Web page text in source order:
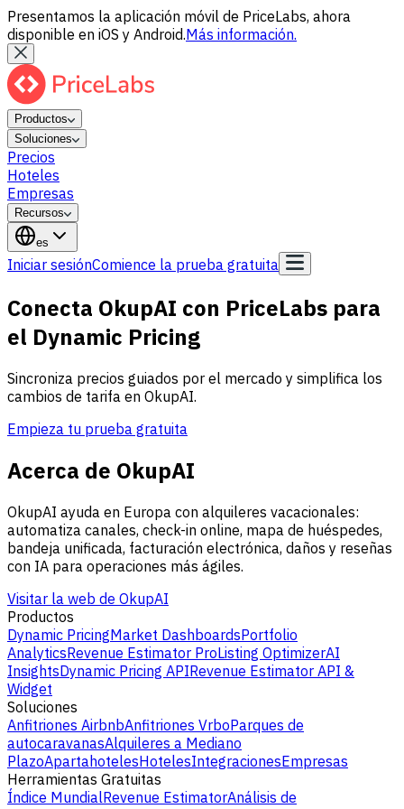
Presentamos la aplicación móvil de PriceLabs, ahora
disponible en iOS y Android.Más información.
Productos
Soluciones
Precios
Hoteles
Empresas
Recursos
es
Iniciar sesiónComience la prueba gratuita
Conecta OkupAI con PriceLabs para
el Dynamic Pricing
Sincroniza precios guiados por el mercado y simplifica los
cambios de tarifa en OkupAI.
Empieza tu prueba gratuita
Acerca de OkupAI
OkupAI ayuda en Europa con alquileres vacacionales:
automatiza canales, check-in online, mapa de huéspedes,
bandeja unificada, facturación electrónica, daños y reseñas
con IA para operaciones más ágiles.
Visitar la web de OkupAI
Productos
Dynamic PricingMarket DashboardsPortfolio
AnalyticsRevenue Estimator ProListing OptimizerAI
InsightsDynamic Pricing APIRevenue Estimator API &
Widget
Soluciones
Anfitriones AirbnbAnfitriones VrboParques de
autocaravanasAlquileres a Mediano
PlazoApartahotelesHotelesIntegracionesEmpresas
Herramientas Gratuitas
Índice MundialRevenue EstimatorAnálisis de